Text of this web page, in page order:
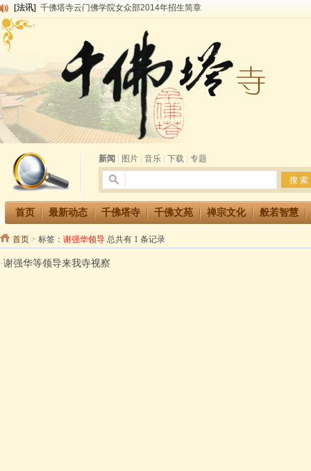
[法讯] 千佛塔寺云门佛学院女众部2014年招生简章
[法讯] 千佛塔寺兴建佛学院综合大楼缘起
共赴华藏世界 进入最后七天倒计时 殊胜华严法会 快快同享富贵庄严海
千佛塔寺阅藏堂周末阅藏报名通知
清明节祭祖报恩地藏法会
[法讯]
本寺方丈上明下慧尼和尚开讲《六祖坛经》
[法讯] 2015-3-26师父于法堂对大众的开示
[法讯] 广东千佛塔寺云门佛学院女众部 2016年招生简章
[法讯] 恭请海涛法师莅临千佛塔寺弘法
[法讯] 2014年七月大法会 祈福息灾地藏七 冥阳两利普渡群蒙盂兰盆
新闻
图片 音乐 下载 专题
首页 最新动态 千佛塔寺 千佛文苑 禅宗文化 般若智慧
首页 > 标签： 谢强华领导 总共有 1 条记录
·谢强华等领导来我寺视察